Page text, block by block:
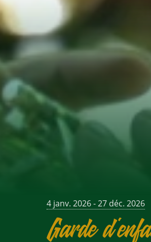
4 janv. 2026 - 27 déc. 2026
Garde